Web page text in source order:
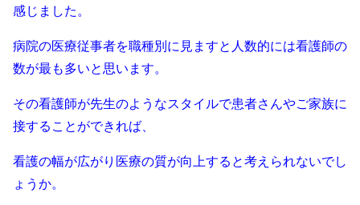
感じました。
病院の医療従事者を職種別に見ますと人数的には看護師の
数が最も多いと思います。
その看護師が先生のようなスタイルで患者さんやご家族に
接することができれば、
看護の幅が広がり医療の質が向上すると考えられないでし
ょうか。